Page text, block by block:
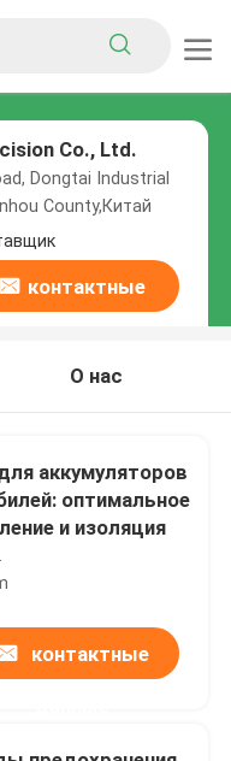
Co., Ltd.
Dongtai Industrial
County,Китай
контактные
О нас
аккумуляторов
оптимальное
и изоляция
контактные